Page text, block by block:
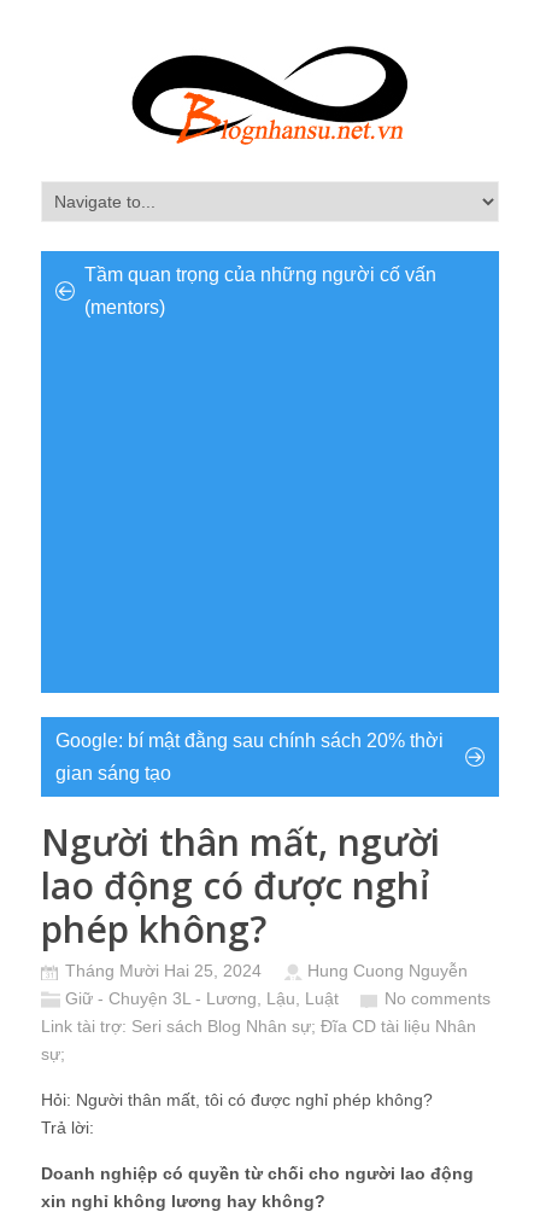
Tầm quan trọng của những người cố vấn
(mentors)
Google: bí mật đằng sau chính sách 20% thời
gian sáng tạo
Người thân mất, người
lao động có được nghỉ
phép không?
Tháng Mười Hai 25, 2024
Hung Cuong Nguyễn
Giữ - Chuyện 3L - Lương, Lậu, Luật
No comments
Link tài trợ: Seri sách Blog Nhân sự; Đĩa CD tài liệu Nhân
sự;
Hỏi: Người thân mất, tôi có được nghỉ phép không?
Trả lời:
Doanh nghiệp có quyền từ chối cho người lao động
xin nghỉ không lương hay không?